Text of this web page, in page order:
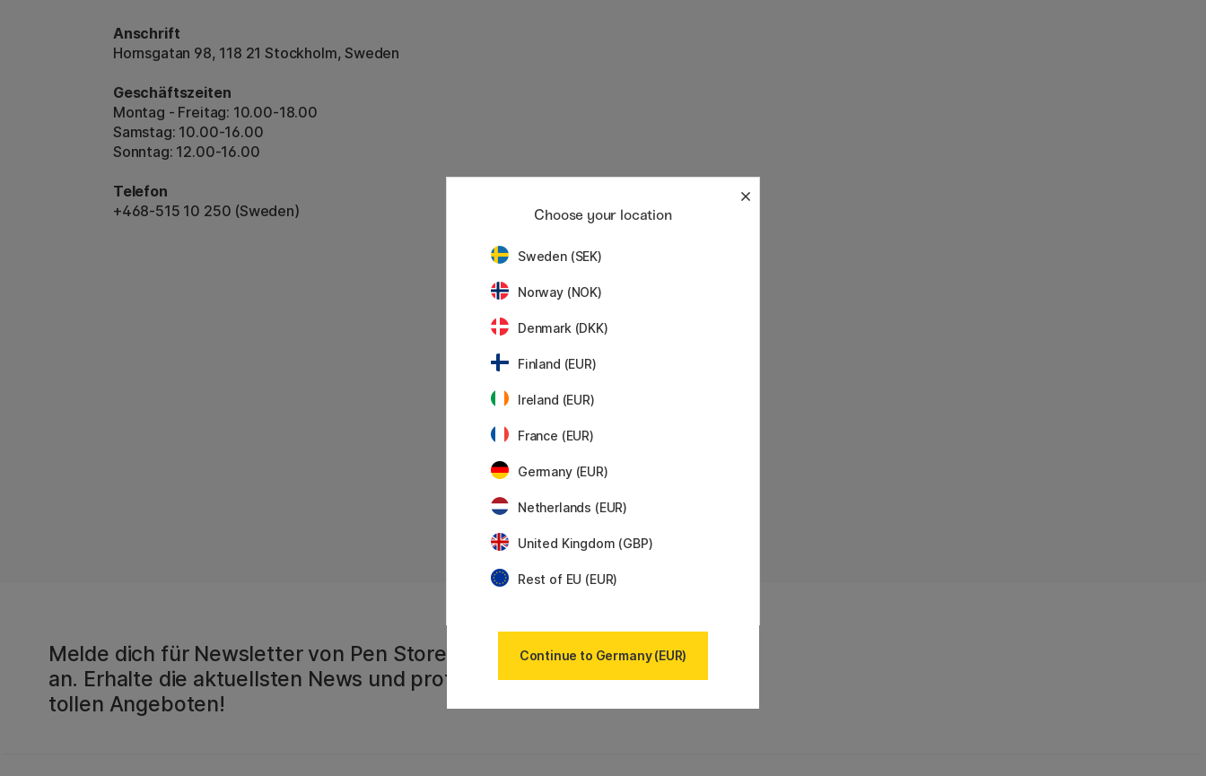
Anschrift
Hornsgatan 98, 118 21 Stockholm, Sweden
Geschäftszeiten
Montag - Freitag: 10.00-18.00
Samstag: 10.00-16.00
Sonntag: 12.00-16.00
Telefon
+468-515 10 250 (Sweden)
Choose your location
Sweden (SEK)
Norway (NOK)
Denmark (DKK)
Finland (EUR)
Ireland (EUR)
France (EUR)
Germany (EUR)
Netherlands (EUR)
UK (GBP)
Rest of EU (EUR)
Melde dich für Newsletter von Pen Store
an. Erhalte die aktuellsten News und profitiere von
tollen Angeboten!
Choose your location
Sweden (SEK)
Norway (NOK)
Denmark (DKK)
Finland (EUR)
Ireland (EUR)
France (EUR)
Germany (EUR)
Netherlands (EUR)
United Kingdom (GBP)
Rest of EU (EUR)
Continue to Germany (EUR)